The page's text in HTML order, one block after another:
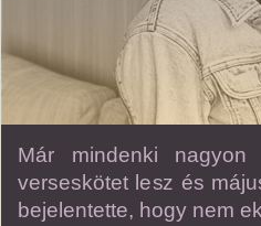
Már mindenki
verseskötet lesz és
bejelentette, hogy nem